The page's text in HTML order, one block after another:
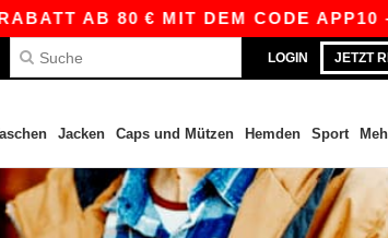
AB 80 € MIT DEM CODE APP10 –
LOGIN JETZT
Jacken Caps und Mützen Hemden Sport